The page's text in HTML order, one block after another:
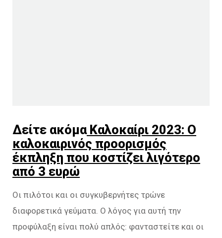
Δείτε ακόμαΚαλοκαίρι 2023: Ο
καλοκαιρινός προορισμός
έκπληξη που κοστίζει λιγότερο
από 3 ευρώ
Οι πιλότοι και οι συγκυβερνήτες τρώνε
διαφορετικά γεύματα. Ο λόγος για αυτή την
προφύλαξη είναι πολύ απλός: φανταστείτε και οι